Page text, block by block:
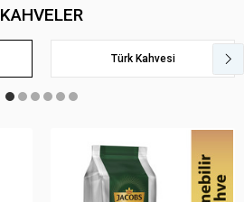
KAHVELER
Türk Kahvesi